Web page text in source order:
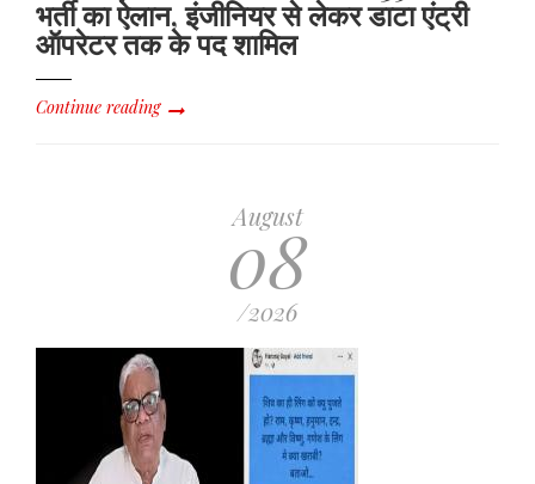
भर्ती का ऐलान, इंजीनियर से लेकर डाटा एंट्री
ऑपरेटर तक के पद शामिल
Continue reading
August
08
/2026